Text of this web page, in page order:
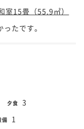
室15畳（55.9㎡）
たです。
夕食 3
備 1